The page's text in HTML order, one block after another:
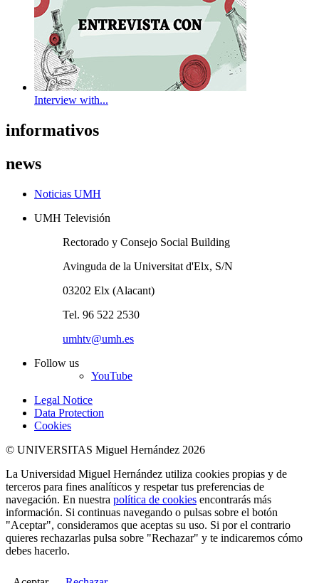
Interview with...
informativos
news
Noticias UMH
UMH Televisión
Rectorado y Consejo Social Building
Avinguda de la Universitat d'Elx, S/N
03202 Elx (Alacant)
Tel. 96 522 2530
umhtv@umh.es
Follow us
YouTube
Legal Notice
Data Protection
Cookies
© UNIVERSITAS Miguel Hernández 2026
La Universidad Miguel Hernández utiliza cookies propias y de
terceros para fines analíticos y respetar tus preferencias de
navegación. En nuestra política de cookies encontrarás más
información. Si continuas navegando o pulsas sobre el botón
"Aceptar", consideramos que aceptas su uso. Si por el contrario
quieres rechazarlas pulsa sobre "Rechazar" y te indicaremos cómo
debes hacerlo.